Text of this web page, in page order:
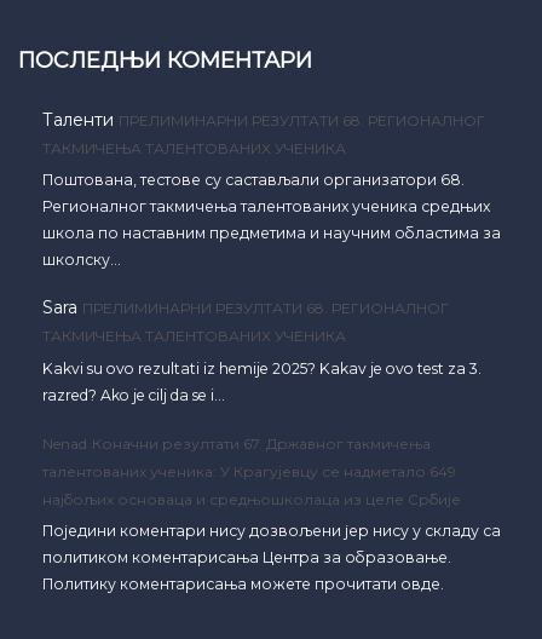
ПОСЛЕДЊИ КОМЕНТАРИ
Таленти ПРЕЛИМИНАРНИ РЕЗУЛТАТИ 68. РЕГИОНАЛНОГ
ТАКМИЧЕЊА ТАЛЕНТОВАНИХ УЧЕНИКА
Поштована, тестове су састављали организатори 68.
Регионалног такмичења талентованих ученика средњих
школа по наставним предметима и научним областима за
школску…
Sara ПРЕЛИМИНАРНИ РЕЗУЛТАТИ 68. РЕГИОНАЛНОГ
ТАКМИЧЕЊА ТАЛЕНТОВАНИХ УЧЕНИКА
Kakvi su ovo rezultati iz hemije 2025? Kakav je ovo test za 3.
razred? Ako je cilj da se i…
Nenad Коначни резултати 67. Државног такмичења
талентованих ученика: У Крагујевцу се надметало 649
најбољих основаца и средњошколаца из целе Србије
Поједини коментари нису дозвољени јер нису у складу са
политиком коментарисања Центра за образовање.
Политику коментарисања можете прочитати овде.